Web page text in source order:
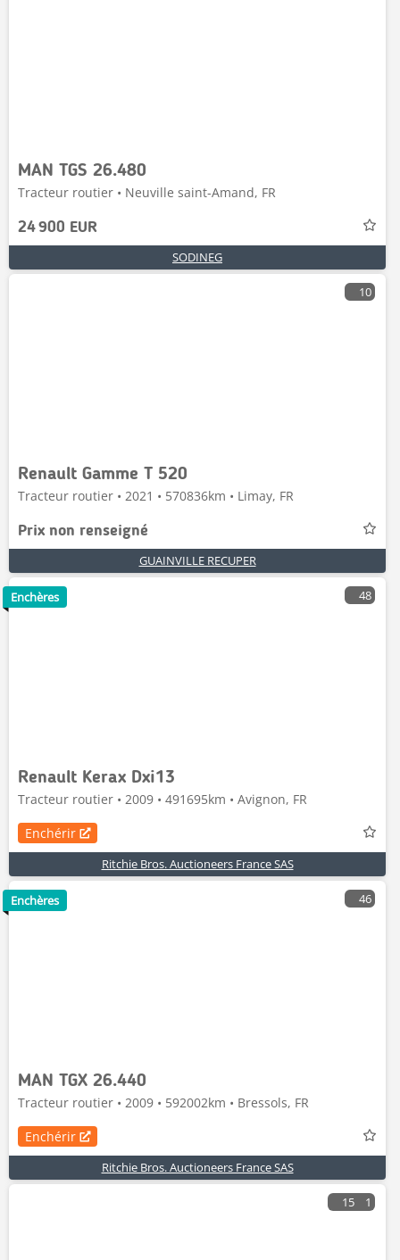
MAN TGS 26.480
Tracteur routier • Neuville saint-Amand, FR
24 900 EUR
SODINEG
10
Renault Gamme T 520
Tracteur routier • 2021 • 570836km • Limay, FR
Prix non renseigné
GUAINVILLE RECUPER
48
Renault Kerax Dxi13
Tracteur routier • 2009 • 491695km • Avignon, FR
Enchérir
Ritchie Bros. Auctioneers France SAS
Enchères
46
MAN TGX 26.440
Tracteur routier • 2009 • 592002km • Bressols, FR
Enchérir
Ritchie Bros. Auctioneers France SAS
Enchères
15 1